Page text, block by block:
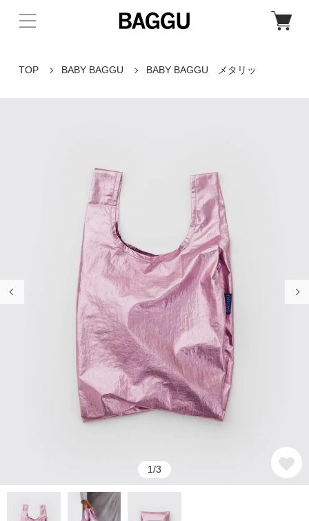
TOP BABY BAGGU BABY BAGGU メタリッ
1/3